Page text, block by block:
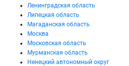
Ленинградская область
Липецкая область
Магаданская область
Москва
Московская область
Мурманская область
Ненецкий автономный округ